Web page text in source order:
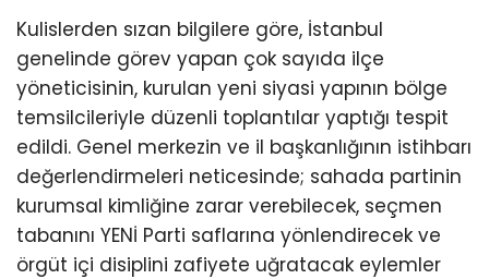
Kulislerden sızan bilgilere göre, İstanbul
genelinde görev yapan çok sayıda ilçe
yöneticisinin, kurulan yeni siyasi yapının bölge
temsilcileriyle düzenli toplantılar yaptığı tespit
edildi. Genel merkezin ve il başkanlığının istihbarı
değerlendirmeleri neticesinde; sahada partinin
kurumsal kimliğine zarar verebilecek, seçmen
tabanını YENİ Parti saflarına yönlendirecek ve
örgüt içi disiplini zafiyete uğratacak eylemler